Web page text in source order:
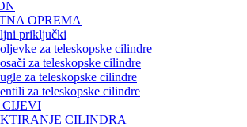
OPREMA
priključki
za teleskopske cilindre
za teleskopske cilindre
za teleskopske cilindre
za teleskopske cilindre
CILINDRA